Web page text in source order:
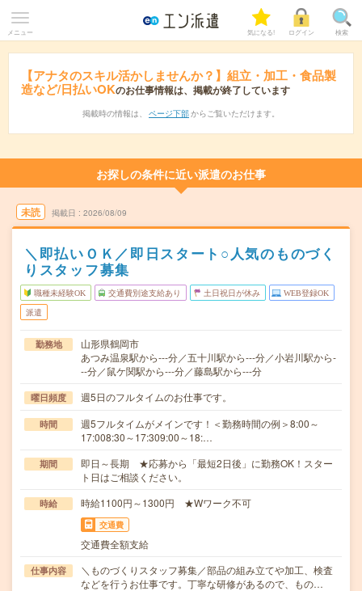
メニュー 気になる! ログイン 検索
【アナタのスキル活かしませんか？】組立・加工・食品製
造など/日払いOKのお仕事情報は、掲載が終了しています
掲載時の情報は、 ページ下部 からご覧いただけます。
お探しの条件に近い派遣のお仕事
未読 掲載日 2026/08/09
＼即払いＯＫ／即日スタート○人気のものづく
りスタッフ募集
職種未経験OK 交通費別途支給あり 土日祝日が休み WEB登録OK
派遣
勤務地
山形県鶴岡市
あつみ温泉駅から---分／五十川駅から---分／小岩川駅から-
--分／鼠ケ関駅から---分／藤島駅から---分
曜日頻度 週5日のフルタイムのお仕事です。
時間
週5フルタイムがメインです！＜勤務時間の例＞8:00～
17:008:30～17:309:00～18:…
期間
即日～長期 ★応募から「最短2日後」に勤務OK！スター
ト日はご相談ください。
時給 時給1100円～1300円 ★Wワーク不可
交通費
交通費全額支給
仕事内容
＼ものづくりスタッフ募集／部品の組み立てや加工、検査
などを行うお仕事です。丁寧な研修があるので、もの…